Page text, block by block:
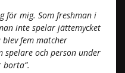
för mig. Som freshman i
inte spelar jättemycket
fem matcher
spelare och person under